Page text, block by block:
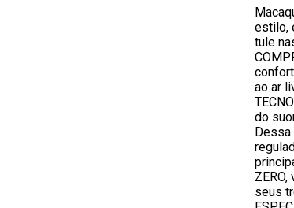
estilo,
tule
ao ar
do
Dessa
seus